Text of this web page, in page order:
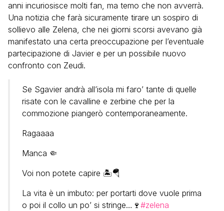
anni incuriosisce molti fan, ma temo che non avverrà.
Una notizia che farà sicuramente tirare un sospiro di
sollievo alle Zelena, che nei giorni scorsi avevano già
manifestato una certa preoccupazione per l’eventuale
partecipazione di Javier e per un possibile nuovo
confronto con Zeudi.
Se Sgavier andrà all’isola mi faro’ tante di quelle
risate con le cavalline e zerbine che per la
commozione piangerò contemporaneamente.
Ragaaaa
Manca 🤏
Voi non potete capire 🏝🪂
La vita è un imbuto: per portarti dove vuole prima
o poi il collo un po’ si stringe…🍷 #zelena